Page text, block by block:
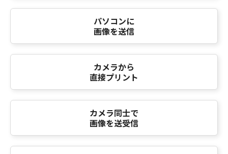
パソコンに
画像を送信
カメラから
直接プリント
カメラ同士で
画像を送受信